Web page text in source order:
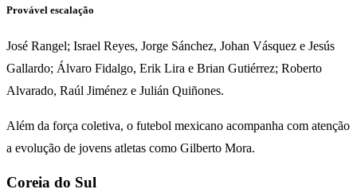
Provável escalação
José Rangel; Israel Reyes, Jorge Sánchez, Johan Vásquez e Jesús
Gallardo; Álvaro Fidalgo, Erik Lira e Brian Gutiérrez; Roberto
Alvarado, Raúl Jiménez e Julián Quiñones.
Além da força coletiva, o futebol mexicano acompanha com atenção
a evolução de jovens atletas como Gilberto Mora.
Coreia do Sul